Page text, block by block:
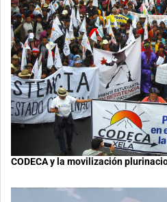
CODECA y la movilización